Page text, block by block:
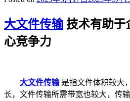
大文件传输 技术有助于
心竞争力
大文件传输 是指文件体积较大
长，文件传输所需带宽也较大，传